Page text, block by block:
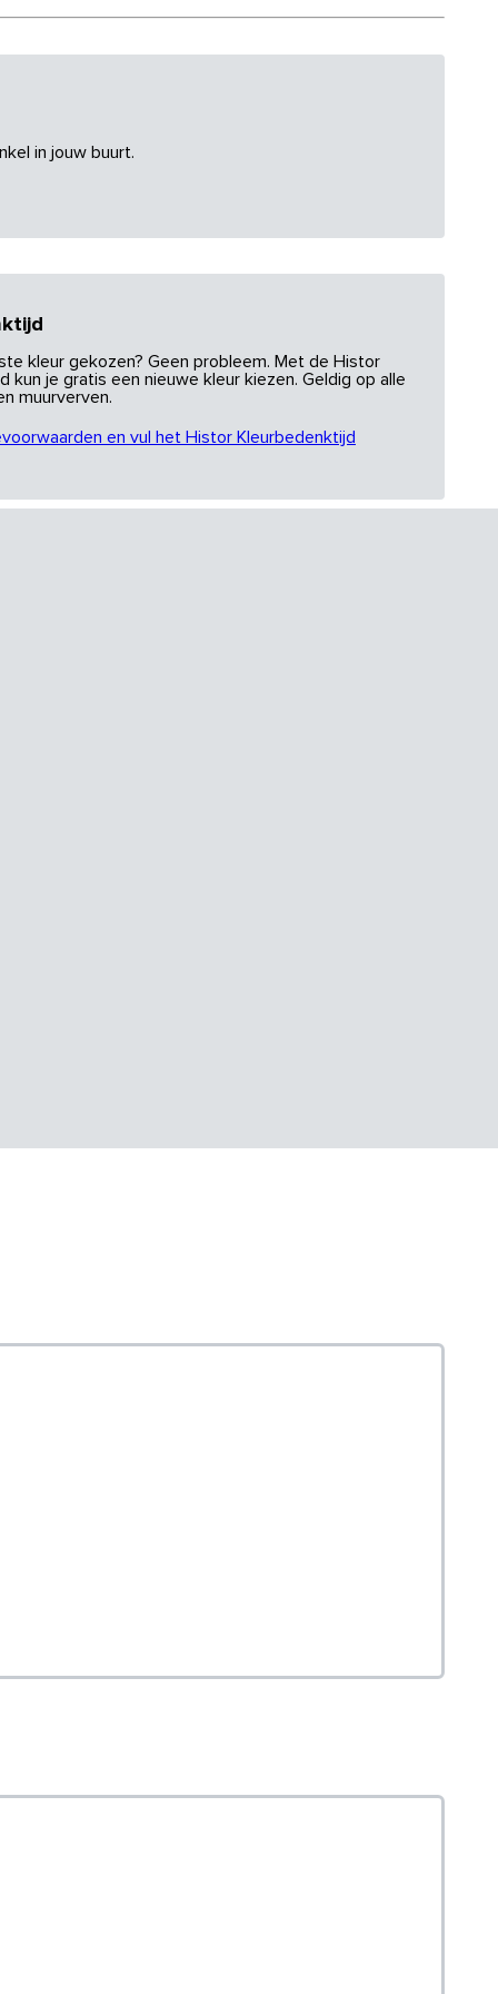
in jouw buurt.
kleur gekozen? Geen probleem. Met de Histor
kun je gratis een nieuwe kleur kiezen. Geldig op alle
muurverven.
en vul het Histor Kleurbedenktijd